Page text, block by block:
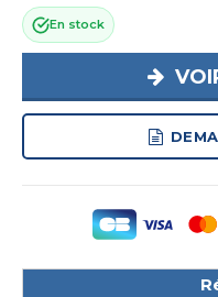
En stock